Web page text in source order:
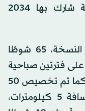
بالصياهد بعد تنافس 7417 مطية شارك بها 2034
وخصصت إدارة المهرجان في هذه النسخة، 65 شوطًا
على فترتين صباحية
ومسائية من مسافة 4 كيلومترات، كما تم تخصيص 50
شوطًا لفئة اللقايا تتنافس من مسافة 5 كيلومترات،